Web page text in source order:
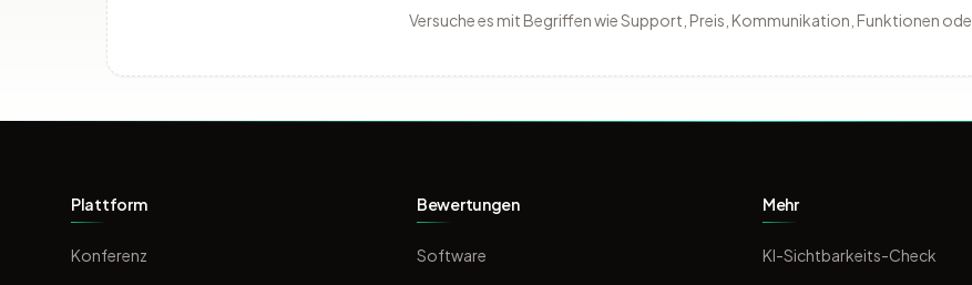
Versuche es mit Begriffen wie Support, Preis, Kommunikation, Funktionen
Plattform
Konferenz
Bewertungen
Software
Mehr
KI-Sichtbarkeits-Check